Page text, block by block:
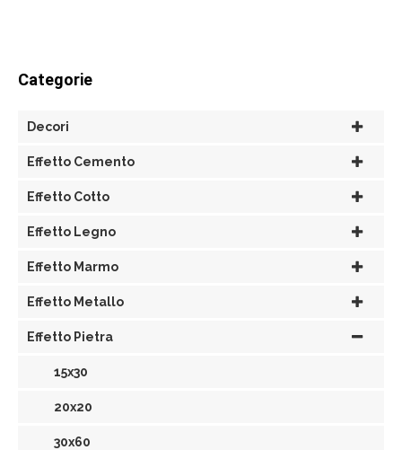
Categorie
Decori
Effetto Cemento
Effetto Cotto
Effetto Legno
Effetto Marmo
Effetto Metallo
Effetto Pietra
15x30
20x20
30x60